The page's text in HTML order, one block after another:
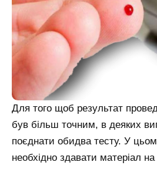
Для того щоб результат
був більш точним, в деяких
поєднати обидва тесту. У
необхідно здавати матеріал на